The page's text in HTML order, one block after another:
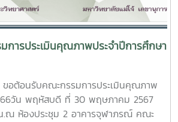
การประเมินคุณภาพประจำปีการศึกษา
ขอต้อนรับคณะกรรมการประเมินคุณภาพ
วัน พฤหัสบดี ที่ 30 พฤษภาคม 2567
.ณ ห้องประชุม 2 อาคารจุฬาภรณ์ คณะ